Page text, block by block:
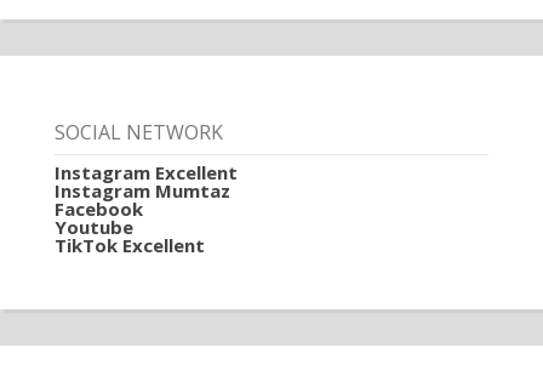
SOCIAL NETWORK
Instagram Excellent
Instagram Mumtaz
Facebook
Youtube
TikTok Excellent